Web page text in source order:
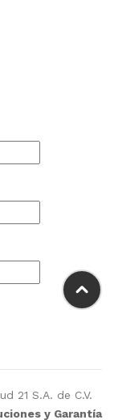
21 S.A. de C.V.
y Garantía